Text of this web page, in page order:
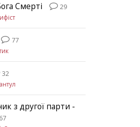
Смерті
29
77
32
з другої парти -
67